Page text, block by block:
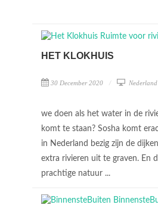
HET KLOKHUIS
30 December 2020
we doen als het water in de
komt te staan? Sosha komt
in Nederland bezig zijn de
extra rivieren uit te graven. En
prachtige natuur ...